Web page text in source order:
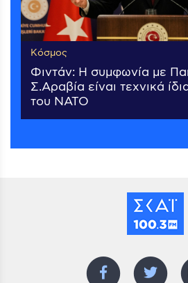
Κόσμος
Φιντάν: Η συμφωνία με
Σ.Αραβία είναι τεχνικά
του ΝΑΤΟ